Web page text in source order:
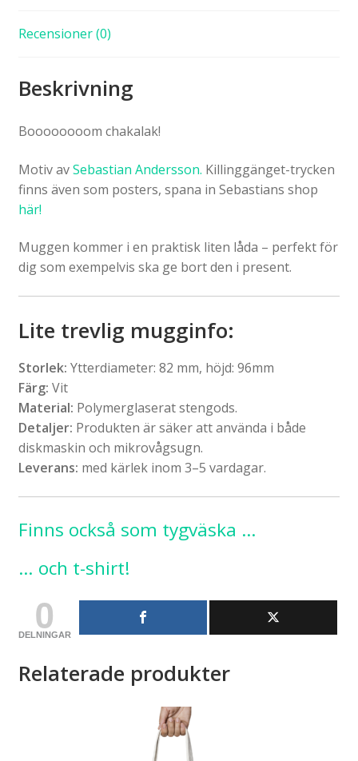
Recensioner (0)
Beskrivning
Boooooooom chakalak!
Motiv avSebastian Andersson. Killinggänget-trycken
finns även som posters, spana in Sebastians shop
här!
Muggen kommer i en praktisk liten låda – perfekt för
dig som exempelvis ska ge bort den i present.
Lite trevlig mugginfo:
Storlek: Ytterdiameter: 82 mm, höjd: 96mm
Färg: Vit
Material: Polymerglaserat stengods.
Detaljer: Produkten är säker att använda i både
diskmaskin och mikrovågsugn.
Leverans: med kärlek inom 3–5 vardagar.
Finns också som tygväska …
… och t-shirt!
0
DELNINGAR
Relaterade produkter